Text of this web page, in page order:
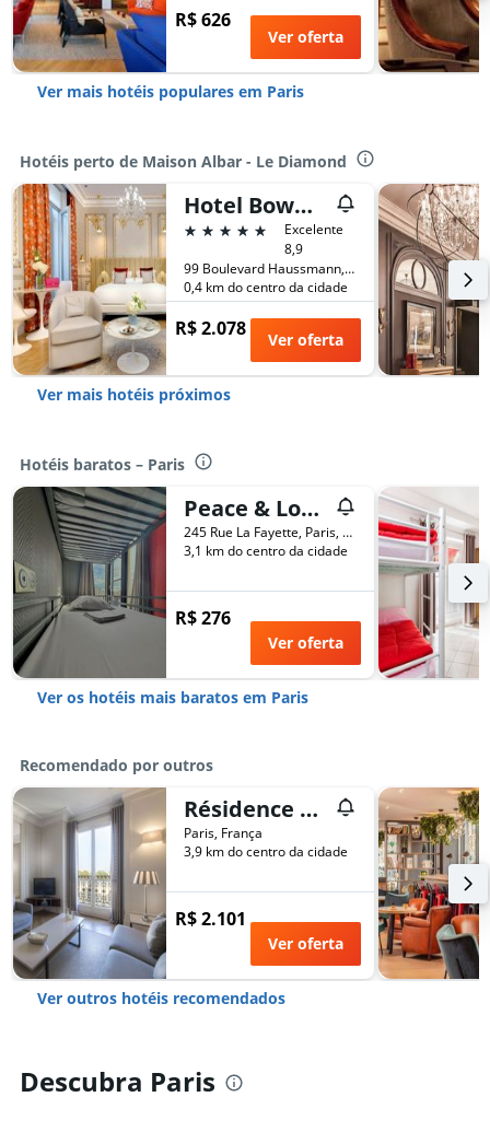
R$ 626
Ver oferta
Ver mais hotéis populares em Paris
Hotéis perto de Maison Albar - Le Diamond
Hotel Bowmann
5 estrelas
Excelente
8,9
99 Boulevard Haussmann, Paris, França
0,4 km do centro da cidade
R$ 2.078 Ver oferta
Ver mais hotéis próximos
Hotéis baratos – Paris
Peace & Love Hostel
245 Rue La Fayette, Paris, França
3,1 km do centro da cidade
R$ 276
Ver oferta
Ver os hotéis mais baratos em Paris
Recomendado por outros
Résidence Charles Floquet
Paris, França
3,9 km do centro da cidade
R$ 2.101
Ver oferta
Ver outros hotéis recomendados
Descubra Paris